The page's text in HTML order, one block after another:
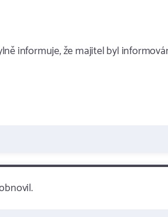
informuje, že majitel byl